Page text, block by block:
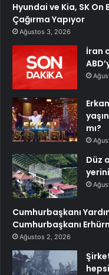
Hyundai ve Kia, SK
Çağırma Yapıyor
Ağustos 3, 2026
İran
mı?
Düz
Cumhurbaşkanı
Cumhurbaşkanı
Ağustos 2, 2026